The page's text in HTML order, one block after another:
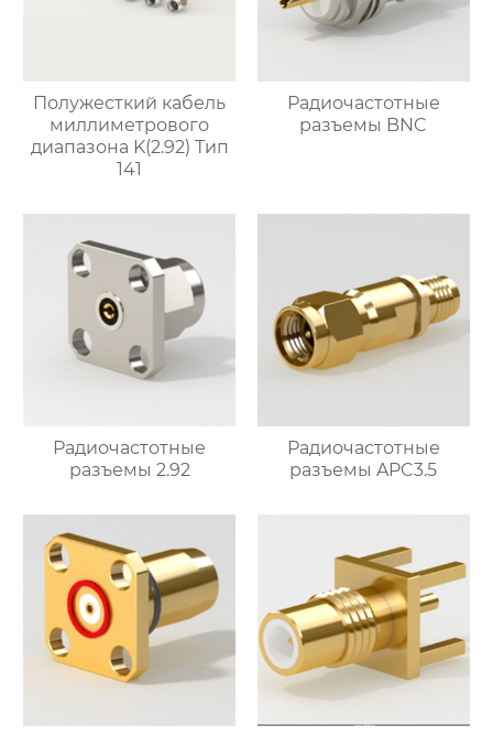
Полужесткий кабель
миллиметрового
диапазона K(2.92) Тип
141
Радиочастотные
разъемы BNC
Радиочастотные
разъемы 2.92
Радиочастотные
разъемы APC3.5